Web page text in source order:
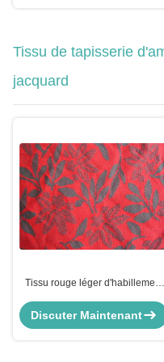
Tissu de tapisserie
jacquard
Tissu rouge léger d'habillement
la cour
Discuter Maintenant